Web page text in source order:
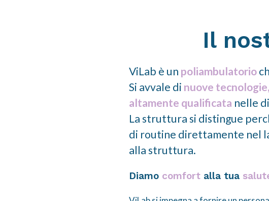
Il
ViLab è un poliambulatorio
Si avvale di nuove
altamente qualificata nelle
La struttura si distingue
di routine direttamente nel
alla struttura.
Diamo comfort alla tua